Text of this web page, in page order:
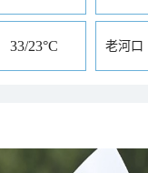
33/23°C 老河口